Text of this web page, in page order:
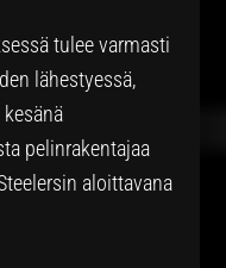
tulee varmasti
lähestyessä,
pelinrakentajaa
aloittavana